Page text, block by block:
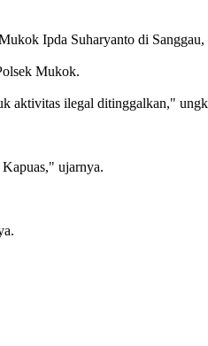
Ipda Suharyanto di
Mukok.
aktivitas ilegal ditinggalkan,"
ujarnya.